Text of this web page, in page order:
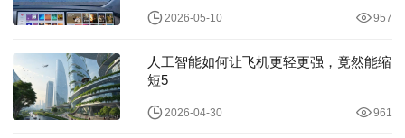
2026-05-10 957
人工智能如何让飞机更轻更强，竟然能缩
短5
2026-04-30 961